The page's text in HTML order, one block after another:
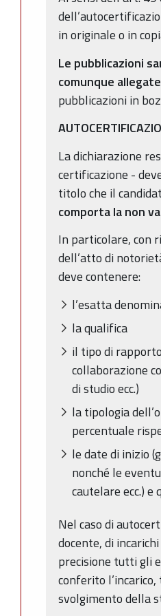
in originale o in
Le pubblicazioni
comunque
pubblicazioni in
La dichiarazione
certificazione -
titolo che il
comporta la non
In particolare, con
dell’atto di
deve contenere:
l’esatta
la qualifica
il tipo di
collaborazione
di studio ecc.)
la tipologia
percentuale
le date di inizio
nonché le
cautelare ecc.)
Nel caso di
docente, di
precisione tutti gli
conferito
svolgimento della